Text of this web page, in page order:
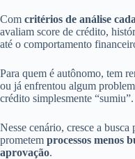
Com critérios de análise
avaliam score de crédito,
até o comportamento
Para quem é autônomo, tem
ou já enfrentou algum
crédito simplesmente “sumiu”.
Nesse cenário, cresce a
prometem processos menos
aprovação.